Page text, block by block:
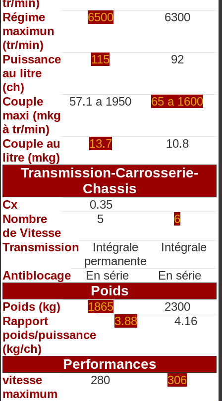
tr/min)
Régime
maximun
(tr/min)
6500 6300
Puissance
au litre
(ch)
115 92
Couple
maxi (mkg
à tr/min)
57.1 a 1950 65 a 1600
Couple au
litre (mkg)
13.7 10.8
Transmission-Carrosserie-
Chassis
Cx
0.35
Nombre
de Vitesse
5 6
Transmission
Intégrale
permanente
Intégrale
Antiblocage En série En série
Poids
Poids (kg) 1865
2300
Rapport
poids/puissance
(kg/ch)
3.88 4.16
Performances
vitesse
maximum
280 306